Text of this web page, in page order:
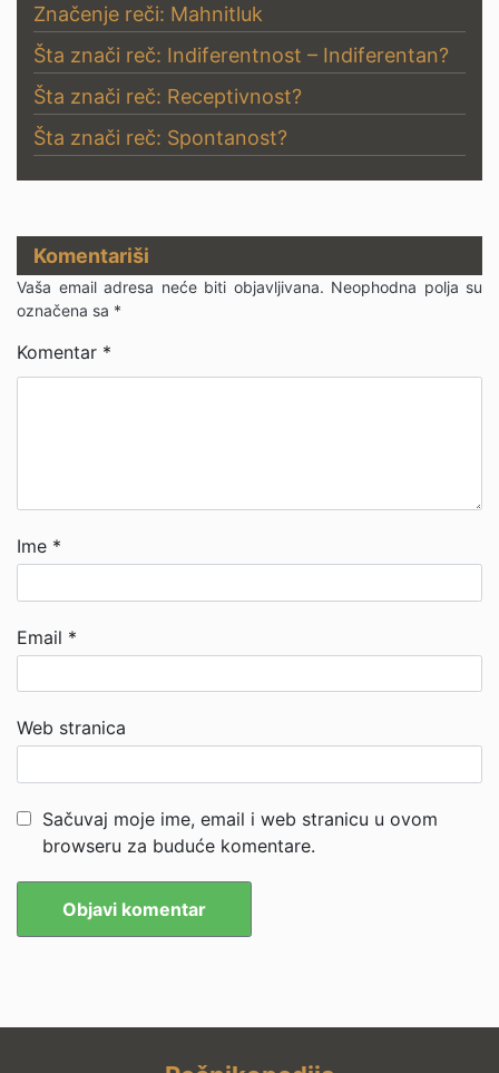
Značenje reči: Mahnitluk
Šta znači reč: Indiferentnost – Indiferentan?
Šta znači reč: Receptivnost?
Šta znači reč: Spontanost?
Komentariši
Vaša email adresa neće biti objavljivana. Neophodna polja su
označena sa *
Komentar *
Ime *
Email *
Web stranica
Sačuvaj moje ime, email i web stranicu u ovom
browseru za buduće komentare.